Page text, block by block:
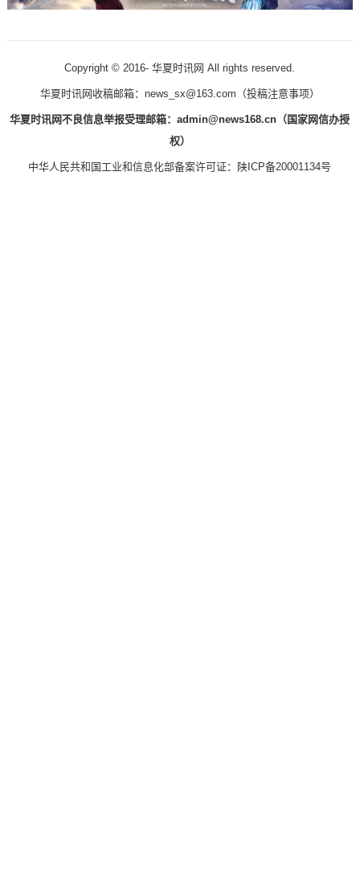
Copyright © 2016- 华夏时讯网 All rights reserved.
华夏时讯网收稿邮箱：news_sx@163.com（投稿注意事项）
华夏时讯网不良信息举报受理邮箱：admin@news168.cn（国家网信办授
权）
中华人民共和国工业和信息化部备案许可证： 陕ICP备20001134号